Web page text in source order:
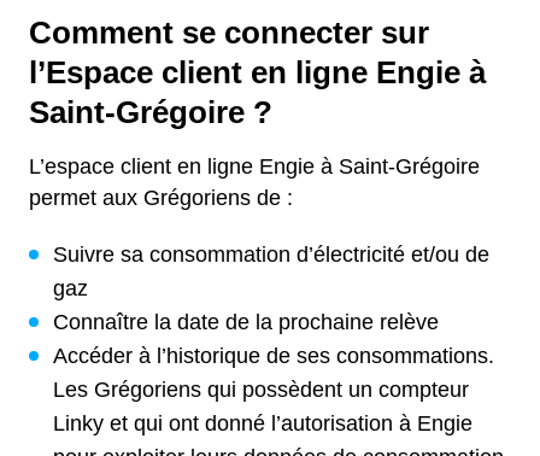
Comment se connecter sur
l’Espace client en ligne Engie à
Saint-Grégoire ?
L’espace client en ligne Engie à Saint-Grégoire
permet aux Grégoriens de :
Suivre sa consommation d’électricité et/ou de
gaz
Connaître la date de la prochaine relève
Accéder à l’historique de ses consommations.
Les Grégoriens qui possèdent un compteur
Linky et qui ont donné l’autorisation à Engie